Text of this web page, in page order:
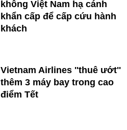
không Việt Nam hạ cánh
khẩn cấp để cấp cứu hành
khách
Vietnam Airlines ''thuê ướt''
thêm 3 máy bay trong cao
điểm Tết